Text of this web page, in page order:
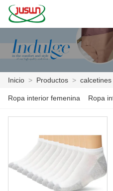
INICIO
PRODUCTOS
NOTICIAS
CASO
LA FÁBRICA
Deutsch
Inicio > Productos >
Ropa interior femenina Ropa